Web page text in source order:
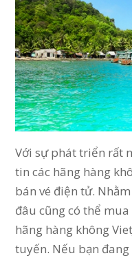
Với sự phát triển rất
tin các hãng hàng
bán vé điện tử.
đâu cũng có thể
hãng hàng không
tuyến. Nếu bạn